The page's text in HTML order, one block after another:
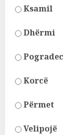
Ksamil
Dhërmi
Pogradec
Korcë
Përmet
Velipojë